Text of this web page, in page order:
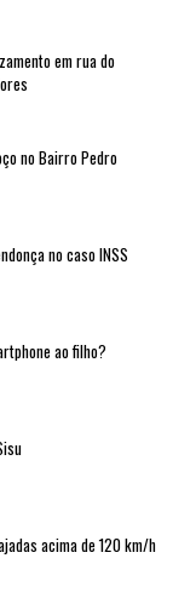
em rua do
no Bairro Pedro
no caso INSS
ao filho?
acima de 120 km/h